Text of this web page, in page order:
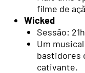
filme de
Wicked
Sessão:
Um
bastidores
cativante.